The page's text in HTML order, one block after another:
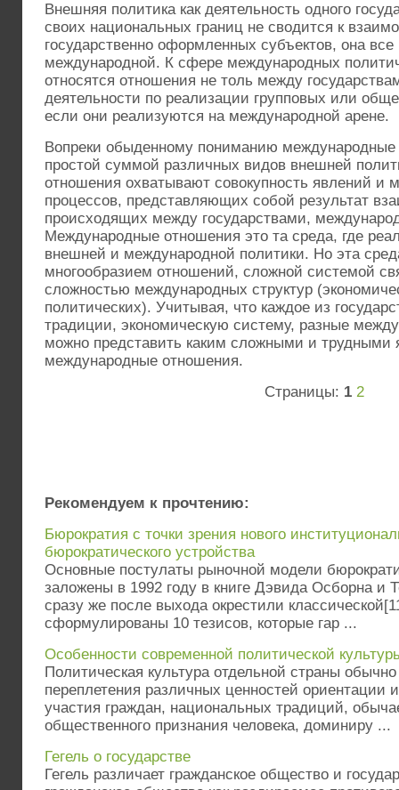
Внешняя политика как деятельность одного
своих национальных границ не сводится к
государственно оформленных субъектов, она
международной. К сфере международных
относятся отношения не толь между
деятельности по реализации групповых или
если они реализуются на международной арене.
Вопреки обыденному пониманию
простой суммой различных видов внешней
отношения охватывают совокупность явлений и
процессов, представляющих собой результат
происходящих между государствами,
Международные отношения это та среда, где
внешней и международной политики. Но эта
многообразием отношений, сложной системой
сложностью международных структур
политических). Учитывая, что каждое из
традиции, экономическую систему, разные
можно представить каким сложными и трудными
международные отношения.
Страницы: 1 2
Рекомендуем к прочтению:
Бюрократия с точки зрения нового
бюрократического устройства
Основные постулаты рыночной модели
заложены в 1992 году в книге Дэвида Осборна и
сразу же после выхода окрестили
сформулированы 10 тезисов, которые гар ...
Особенности современной политической
Политическая культура отдельной страны
переплетения различных ценностей ориентации
участия граждан, национальных традиций,
общественного признания человека, доминиру ...
Гегель о государстве
Гегель различает гражданское общество и